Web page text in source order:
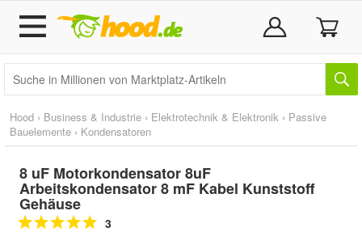
Hood › Business & Industrie › Elektrotechnik & Elektronik › Passive
Bauelemente › Kondensatoren
8 uF Motorkondensator 8uF
Arbeitskondensator 8 mF Kabel Kunststoff
Gehäuse
3